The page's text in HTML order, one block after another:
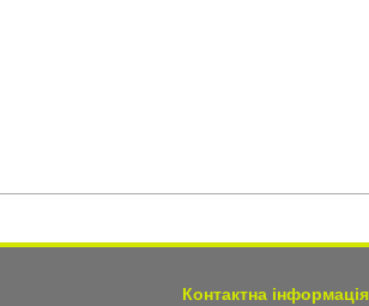
Контактна інформація